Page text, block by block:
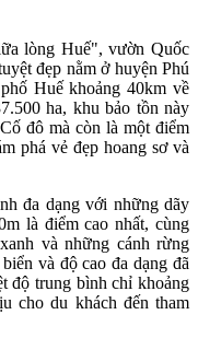
lòng Huế", vườn Quốc
đẹp nằm ở huyện Phú
Huế khoảng 40km về
ha, khu bảo tồn này
đô mà còn là một điểm
phá vẻ đẹp hoang sơ và
đa dạng với những dãy
là điểm cao nhất, cùng
và những cánh rừng
và độ cao đa dạng đã
độ trung bình chỉ khoảng
cho du khách đến tham